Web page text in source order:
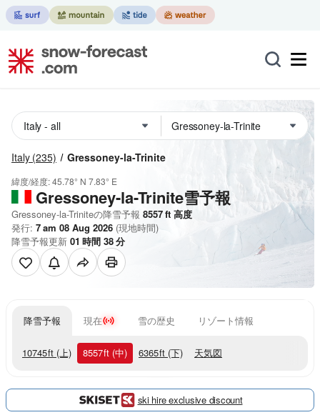
Italy (235) Gressoney-la-Trinite
緯度/経度:45.78° N 7.83° E
Gressoney-la-Trinite雪予報
Gressoney-la-Triniteの降雪予報 8557ft 高度
発行: 7 am 08 Aug 2026 (現地時間)
降雪予報更新 01 時間 38分
降雪予報 現在 雪の歴史 リゾート情報
10745ft (上) 8557ft (中) 6365ft (下) 天気図
ski hire exclusive discount